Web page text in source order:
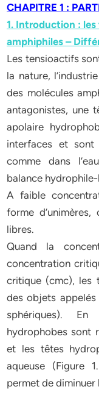
CHAPITRE 1 :
1. Introduction :
amphiphiles –
Les tensioactifs
la nature,
des molécules
antagonistes, une
apolaire
interfaces et sont
comme dans
balance
A faible
forme
libres.
Quand la
concentration
critique (cmc), les
des objets
sphériques).
hydrophobes sont
et les têtes
aqueuse (Figure
permet de diminuer